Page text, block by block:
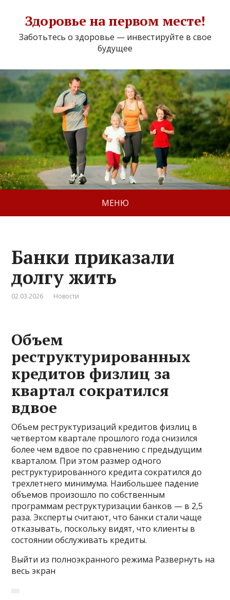
Здоровье на первом месте!
Заботьтесь о здоровье — инвестируйте в свое
будущее
МЕНЮ
Банки приказали
долгу жить
02.03.2026 Новости
Объем
реструктурированных
кредитов физлиц за
квартал сократился
вдвое
Объем реструктуризаций кредитов физлиц в
четвертом квартале прошлого года снизился
более чем вдвое по сравнению с предыдущим
кварталом. При этом размер одного
реструктурированного кредита сократился до
трехлетнего минимума. Наибольшее падение
объемов произошло по собственным
программам реструктуризации банков — в 2,5
раза. Эксперты считают, что банки стали чаще
отказывать, поскольку видят, что клиенты в
состоянии обслуживать кредиты.
Выйти из полноэкранного режима Развернуть на
весь экран